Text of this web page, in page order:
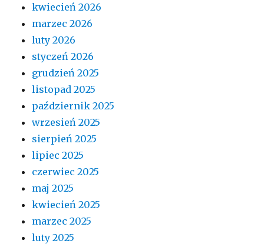
kwiecień 2026
marzec 2026
luty 2026
styczeń 2026
grudzień 2025
listopad 2025
październik 2025
wrzesień 2025
sierpień 2025
lipiec 2025
czerwiec 2025
maj 2025
kwiecień 2025
marzec 2025
luty 2025